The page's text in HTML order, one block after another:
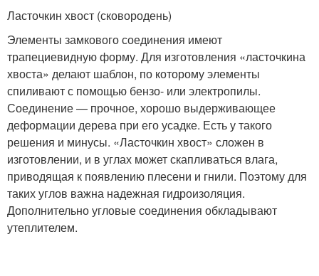
Ласточкин хвост (сковородень)
Элементы замкового соединения имеют
трапециевидную форму. Для изготовления «ласточкина
хвоста» делают шаблон, по которому элементы
спиливают с помощью бензо- или электропилы.
Соединение — прочное, хорошо выдерживающее
деформации дерева при его усадке. Есть у такого
решения и минусы. «Ласточкин хвост» сложен в
изготовлении, и в углах может скапливаться влага,
приводящая к появлению плесени и гнили. Поэтому для
таких углов важна надежная гидроизоляция.
Дополнительно угловые соединения обкладывают
утеплителем.